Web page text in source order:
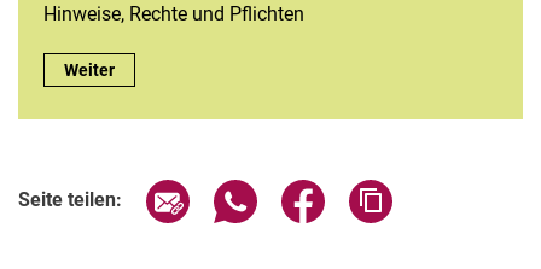
Hin­wei­se, Rech­te und Pflich­ten
Prüfungen:
Weiter
Seite teilen: Seite über E-Mail teilen
Seite über WhatsApp teilen
Seite über Facebook